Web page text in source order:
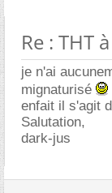
Re : THT
je n'ai
mignaturisé
enfait il s'agit
Salutation,
dark-jus